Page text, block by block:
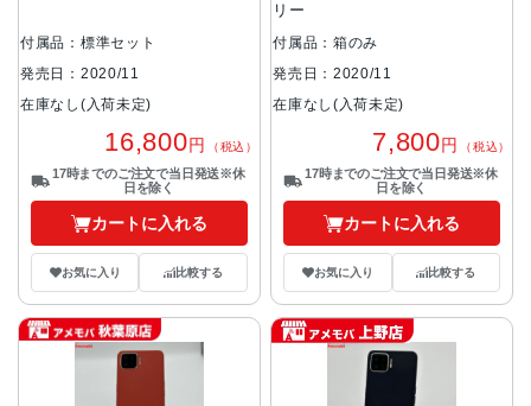
付属品：標準セット
発売日：2020/11
在庫なし(入荷未定)
16,800円 （税込）
17時までのご注文で当日発送※休
日を除く
カートに入れる
お気に入り 比較する
リー
付属品：箱のみ
発売日：2020/11
在庫なし(入荷未定)
7,800円 （税込）
17時までのご注文で当日発送※休
日を除く
カートに入れる
お気に入り 比較する